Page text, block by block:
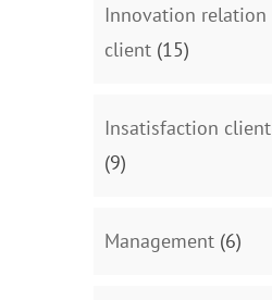
Innovation relation
client (15)
Insatisfaction client
(9)
Management (6)